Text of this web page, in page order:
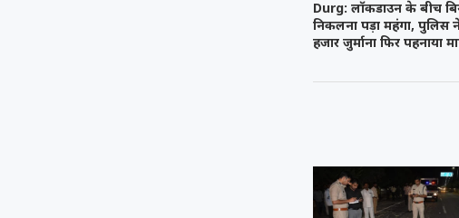
Durg: लॉकडाउन के बीच
निकलना पड़ा महंगा,
हजार जुर्माना फिर पहनाया